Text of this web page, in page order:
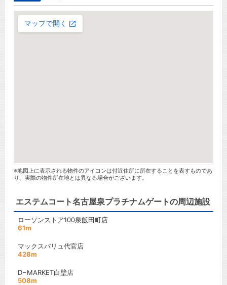
※地図上に表示される物件のアイコンは付近住所に所在することを表すものであ
り、実際の物件所在地とは異なる場合がございます。
エステムコート名古屋泉プラチナムゲートの周辺施設
ローソンストア100泉飯田町店
61m
マックスバリュ代官店
428m
D−MARKET白壁店
508m